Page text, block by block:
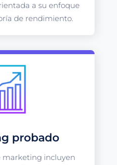
a su enfoque
de rendimiento.
probado
marketing incluyen